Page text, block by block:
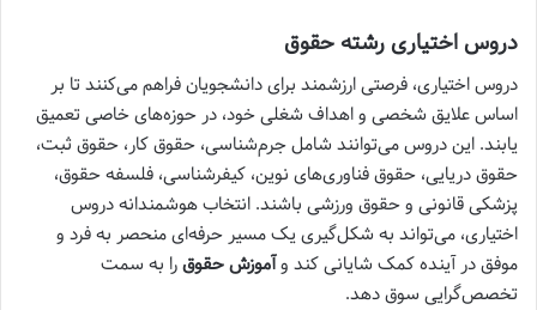
دروس اختیاری رشته حقوق
دروس اختیاری، فرصتی ارزشمند برای دانشجویان فراهم می‌کنند تا بر
اساس علایق شخصی و اهداف شغلی خود، در حوزه‌های خاصی تعمیق
یابند. این دروس می‌توانند شامل جرم‌شناسی، حقوق کار، حقوق ثبت،
حقوق دریایی، حقوق فناوری‌های نوین، کیفرشناسی، فلسفه حقوق،
پزشکی قانونی و حقوق ورزشی باشند. انتخاب هوشمندانه دروس
اختیاری، می‌تواند به شکل‌گیری یک مسیر حرفه‌ای منحصر به فرد و
موفق در آینده کمک شایانی کند وآموزش حقوقرا به سمت
تخصص‌گرایی سوق دهد.